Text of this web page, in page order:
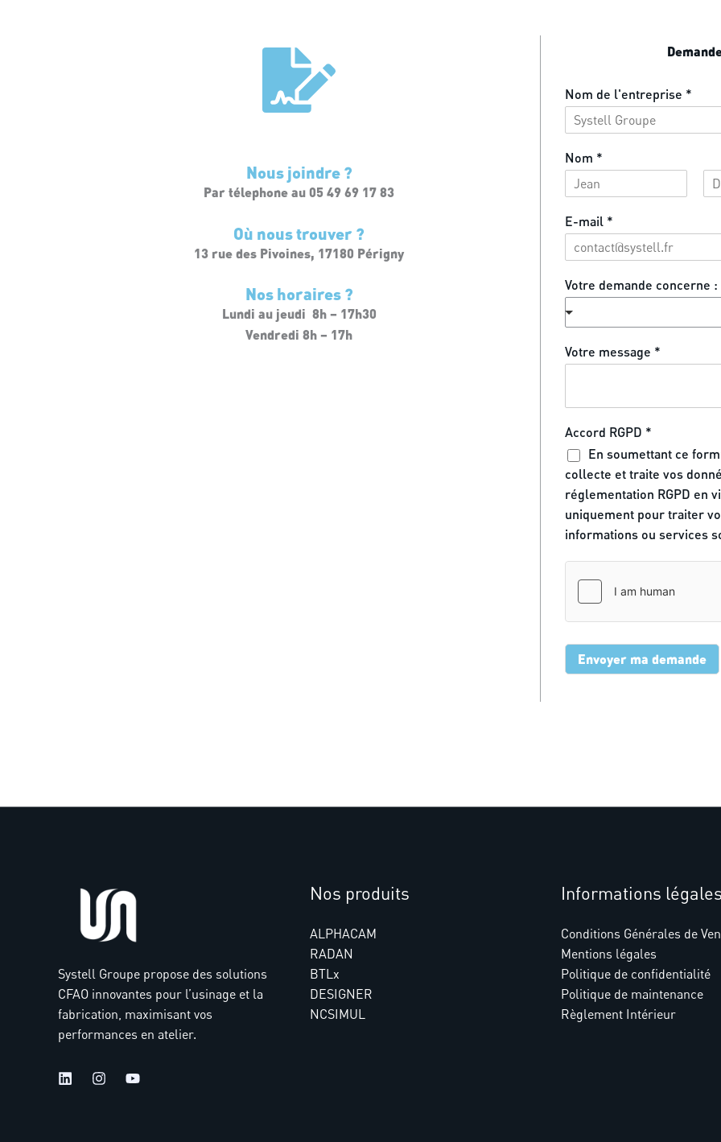
Nous joindre ?
Par télephone au 05 49 69 17 83
Où nous trouver ?
13 rue des Pivoines, 17180 Périgny
Nos horaires ?
Lundi au jeudi 8h – 17h30
Vendredi 8h – 17h
Nom de l'entreprise *
Nom *
r
é
m
m
E-mail *
Votre demande concerne :
Votre message *
Accord RGPD *
En soumettant ce
collecte et traite vos
réglementation RGPD en
uniquement pour traiter
informations ou services
Envoyer ma demande
Systell Groupe propose des solutions
CFAO innovantes pour l’usinage et la
fabrication, maximisant vos
performances en atelier.
Nos produits
ALPHACAM
RADAN
BTLx
DESIGNER
NCSIMUL
Informations légales
Conditions Générales de
Mentions légales
Politique de confidentialité
Politique de maintenance
Règlement Intérieur